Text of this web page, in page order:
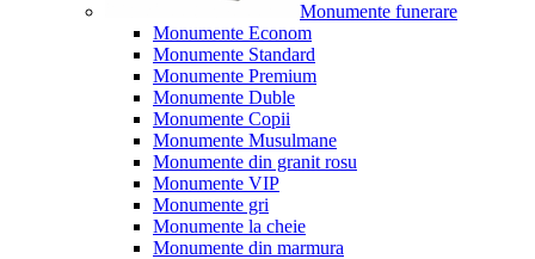
Monumente funerare
Monumente Econom
Monumente Standard
Monumente Premium
Monumente Duble
Monumente Copii
Monumente Musulmane
Monumente din granit rosu
Monumente VIP
Monumente gri
Monumente la cheie
Monumente din marmura